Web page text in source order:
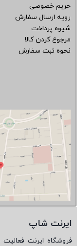
حریم خصوصی
رویه ارسال سفارش
شیوه پرداخت
مرجوع کردن کالا
نحوه ثبت سفارش
ایرنت شاپ
فروشگاه ایرنت